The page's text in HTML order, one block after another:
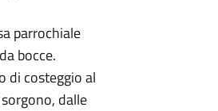
parrochiale
bocce.
di costeggio al
dalle